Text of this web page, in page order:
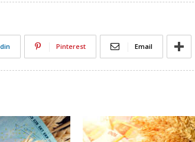
Pinterest Email